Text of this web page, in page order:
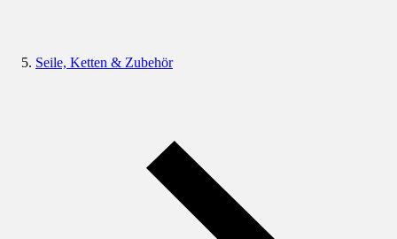
Seile, Ketten & Zubehör